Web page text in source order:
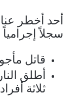
أحد أخطر
سجلاً إجرامياً
قاتل
ثلاثة